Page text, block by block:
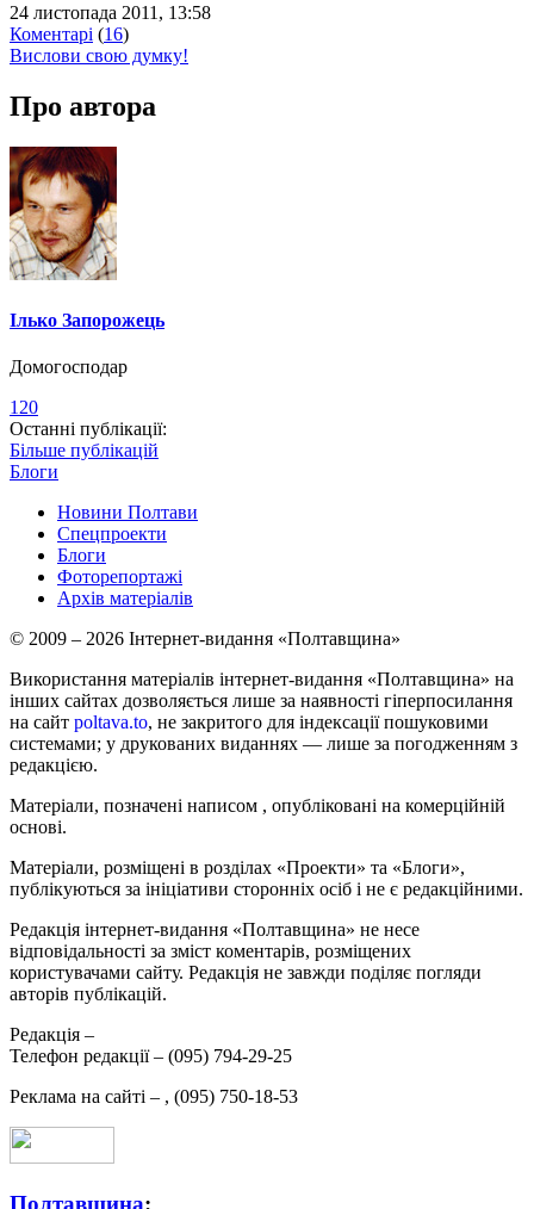
24 листопада 2011, 13:58
Коментарі (16)
Вислови свою думку!
Про автора
Ілько Запорожець
Домогосподар
120
Останні публікації:
Більше публікацій
Блоги
Новини Полтави
Спецпроекти
Блоги
Фоторепортажі
Архів матеріалів
© 2009 – 2026 Інтернет-видання «Полтавщина»
Використання матеріалів інтернет-видання «Полтавщина» на
інших сайтах дозволяється лише за наявності гіперпосилання
на сайт poltava.to, не закритого для індексації пошуковими
системами; у друкованих виданнях — лише за погодженням з
редакцією.
Матеріали, позначені написом , опубліковані на комерційній
основі.
Матеріали, розміщені в розділах «Проекти» та «Блоги»,
публікуються за ініціативи сторонніх осіб і не є редакційними.
Редакція інтернет-видання «Полтавщина» не несе
відповідальності за зміст коментарів, розміщених
користувачами сайту. Редакція не завжди поділяє погляди
авторів публікацій.
Редакція –
Телефон редакції – (095) 794-29-25
Реклама на сайті – , (095) 750-18-53
Полтавщина: